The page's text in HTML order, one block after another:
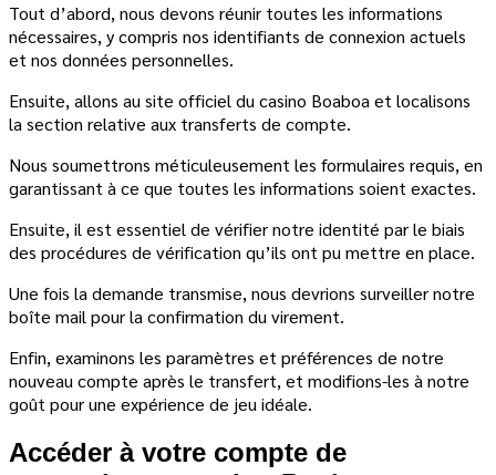
Tout d’abord, nous devons réunir toutes les informations
nécessaires, y compris nos identifiants de connexion actuels
et nos données personnelles.
Ensuite, allons au site officiel du casino Boaboa et localisons
la section relative aux transferts de compte.
Nous soumettrons méticuleusement les formulaires requis, en
garantissant à ce que toutes les informations soient exactes.
Ensuite, il est essentiel de vérifier notre identité par le biais
des procédures de vérification qu’ils ont pu mettre en place.
Une fois la demande transmise, nous devrions surveiller notre
boîte mail pour la confirmation du virement.
Enfin, examinons les paramètres et préférences de notre
nouveau compte après le transfert, et modifions-les à notre
goût pour une expérience de jeu idéale.
Accéder à votre compte de